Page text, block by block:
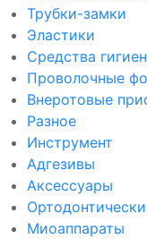
Трубки-замки
Эластики
Средства
Проволочные
Внеротовые
Разное
Инструмент
Адгезивы
Аксессуары
Миоаппараты